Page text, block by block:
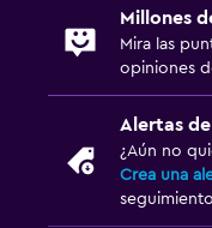
Terraza
Lavandería
Servicio de planchado
Millones
Mira las
opiniones
Alertas
¿Aún no
Crea una